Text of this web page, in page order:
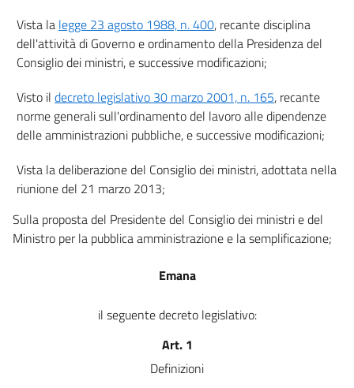
18
19
Norme finali e transitorie
20
22
Vista la legge 23 agosto 1988, n. 400, recante disciplina
dell'attività di Governo e ordinamento della Presidenza del
Consiglio dei ministri, e successive modificazioni;
Visto il decreto legislativo 30 marzo 2001, n. 165, recante
norme generali sull'ordinamento del lavoro alle dipendenze
delle amministrazioni pubbliche, e successive modificazioni;
Vista la deliberazione del Consiglio dei ministri, adottata nella
riunione del 21 marzo 2013;
Sulla proposta del Presidente del Consiglio dei ministri e del
Ministro per la pubblica amministrazione e la semplificazione;
Emana
il seguente decreto legislativo:
Art. 1
Definizioni